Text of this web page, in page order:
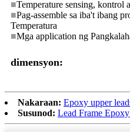
■Temperature sensing, kontrol
■Pag-assemble sa iba't ibang
Temperatura
■Mga application ng
dimensyon:
Nakaraan: Epoxy upper
Susunod: Lead Frame